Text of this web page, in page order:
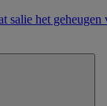
salie het